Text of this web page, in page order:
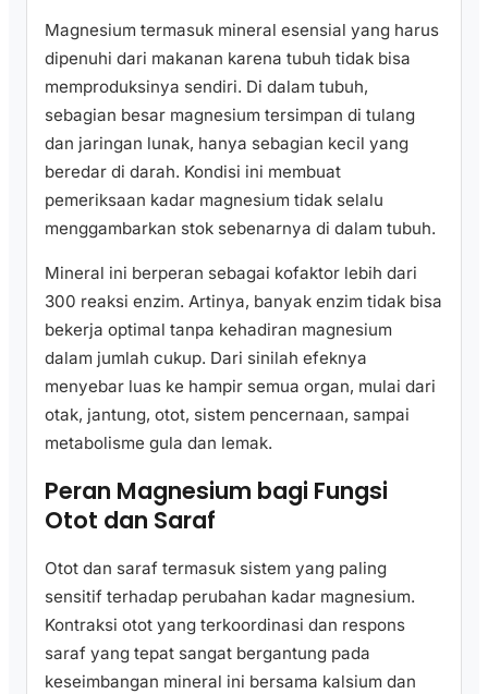
Magnesium termasuk mineral esensial yang harus
dipenuhi dari makanan karena tubuh tidak bisa
memproduksinya sendiri. Di dalam tubuh,
sebagian besar magnesium tersimpan di tulang
dan jaringan lunak, hanya sebagian kecil yang
beredar di darah. Kondisi ini membuat
pemeriksaan kadar magnesium tidak selalu
menggambarkan stok sebenarnya di dalam tubuh.
Mineral ini berperan sebagai kofaktor lebih dari
300 reaksi enzim. Artinya, banyak enzim tidak bisa
bekerja optimal tanpa kehadiran magnesium
dalam jumlah cukup. Dari sinilah efeknya
menyebar luas ke hampir semua organ, mulai dari
otak, jantung, otot, sistem pencernaan, sampai
metabolisme gula dan lemak.
Peran Magnesium bagi Fungsi
Otot dan Saraf
Otot dan saraf termasuk sistem yang paling
sensitif terhadap perubahan kadar magnesium.
Kontraksi otot yang terkoordinasi dan respons
saraf yang tepat sangat bergantung pada
keseimbangan mineral ini bersama kalsium dan